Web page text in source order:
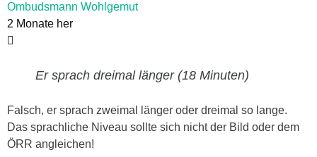
Ombudsmann Wohlgemut
2 Monate her
Er sprach dreimal länger (18 Minuten)
Falsch, er sprach zweimal länger oder dreimal so lange.
Das sprachliche Niveau sollte sich nicht der Bild oder dem
ÖRR angleichen!